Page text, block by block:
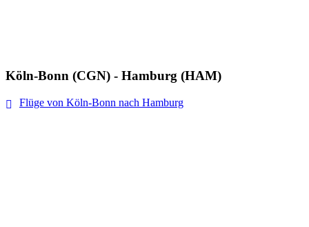
Köln-Bonn (CGN) - Hamburg (HAM)
Flüge von Köln-Bonn nach Hamburg